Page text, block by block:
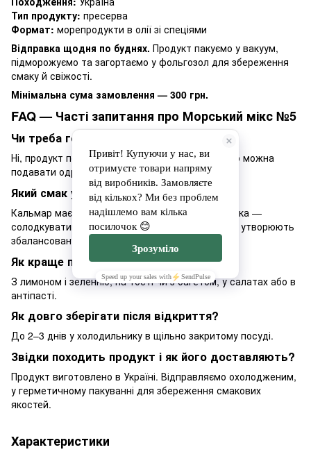
Тип продукту: пресерва
Формат: морепродукти в олії зі спеціями
Відправка щодня по буднях. Продукт пакуємо у вакуум,
підморожуємо та загортаємо у фольгозол для збереження
смаку й свіжості.
Мінімальна сума замовлення — 300 грн.
FAQ — Часті запитання про Морський мікс №5
Чи треба готувати цей мікс?
Ні, продукт повністю готовий до вживання. Його можна
подавати одразу після відкриття.
Який смак у цього міксу?
Кальмар має ніжну, м’ясисту текстуру, а креветка —
солодкуватий присмак. Разом у пряній олії вони утворюють
збалансовану й смачну закуску.
Як краще подавати?
З лимоном і зеленню, на тості чи з багетом, у салатах або в
антіпасті.
Як довго зберігати після відкриття?
До 2–3 днів у холодильнику в щільно закритому посуді.
Звідки походить продукт і як його доставляють?
Продукт виготовлено в Україні. Відправляємо охолодженим,
у герметичному пакуванні для збереження смакових
якостей.
Характеристики